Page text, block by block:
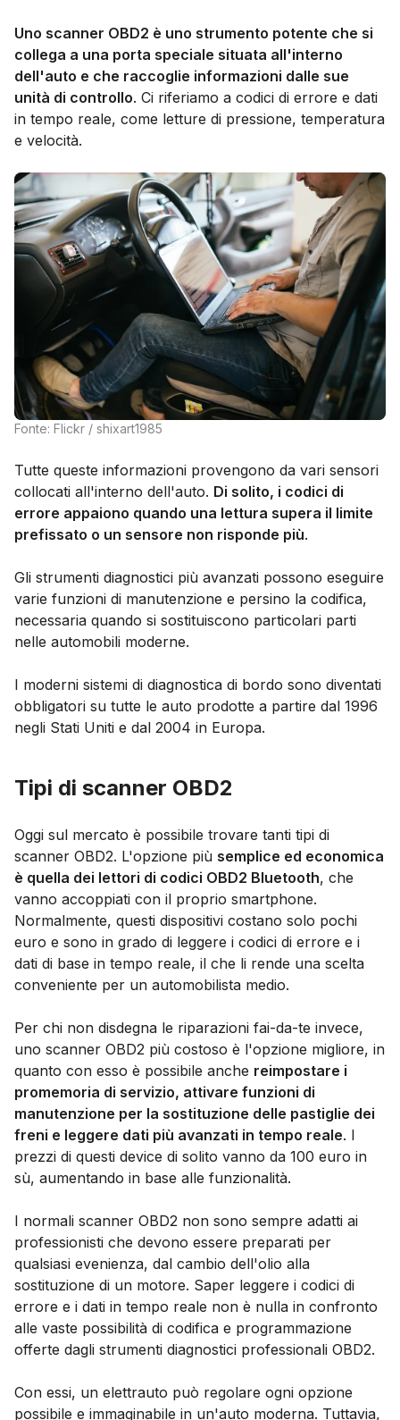
Uno scanner OBD2 è uno strumento potente che si
collega a una porta speciale situata all'interno
dell'auto e che raccoglie informazioni dalle sue
unità di controllo. Ci riferiamo a codici di errore e dati
in tempo reale, come letture di pressione, temperatura
e velocità.
Fonte: Flickr / shixart1985
Tutte queste informazioni provengono da vari sensori
collocati all'interno dell'auto. Di solito, i codici di
errore appaiono quando una lettura supera il limite
prefissato o un sensore non risponde più.
Gli strumenti diagnostici più avanzati possono eseguire
varie funzioni di manutenzione e persino la codifica,
necessaria quando si sostituiscono particolari parti
nelle automobili moderne.
I moderni sistemi di diagnostica di bordo sono diventati
obbligatori su tutte le auto prodotte a partire dal 1996
negli Stati Uniti e dal 2004 in Europa.
Tipi di scanner OBD2
Oggi sul mercato è possibile trovare tanti tipi di
scanner OBD2. L'opzione più semplice ed economica
è quella dei lettori di codici OBD2 Bluetooth, che
vanno accoppiati con il proprio smartphone.
Normalmente, questi dispositivi costano solo pochi
euro e sono in grado di leggere i codici di errore e i
dati di base in tempo reale, il che li rende una scelta
conveniente per un automobilista medio.
Per chi non disdegna le riparazioni fai-da-te invece,
uno scanner OBD2 più costoso è l'opzione migliore, in
quanto con esso è possibile anche reimpostare i
promemoria di servizio, attivare funzioni di
manutenzione per la sostituzione delle pastiglie dei
freni e leggere dati più avanzati in tempo reale. I
prezzi di questi device di solito vanno da 100 euro in
sù, aumentando in base alle funzionalità.
I normali scanner OBD2 non sono sempre adatti ai
professionisti che devono essere preparati per
qualsiasi evenienza, dal cambio dell'olio alla
sostituzione di un motore. Saper leggere i codici di
errore e i dati in tempo reale non è nulla in confronto
alle vaste possibilità di codifica e programmazione
offerte dagli strumenti diagnostici professionali OBD2.
Con essi, un elettrauto può regolare ogni opzione
possibile e immaginabile in un'auto moderna. Tuttavia,